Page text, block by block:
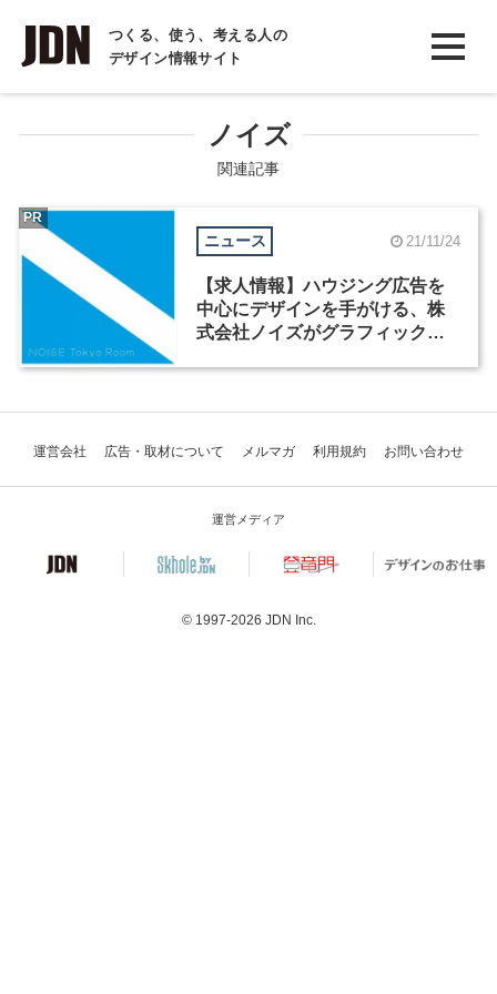
つくる、使う、考える人の
デザイン情報サイト
INTERVIEW
インタビュー
COLUMN
コラム
ノイズ
関連記事
ニュース 21/11/24
【求人情報】ハウジング広告を
中心にデザインを手がける、株
式会社ノイズがグラフィックデ
PR
運営会社 広告・取材について メルマガ 利用規約 お問い合わせ
運営メディア
© 1997-2026 JDN Inc.